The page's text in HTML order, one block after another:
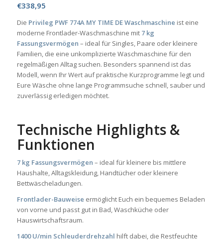
€338,95
Die Privileg PWF 774A MY TIME DE Waschmaschine ist eine
moderne Frontlader-Waschmaschine mit 7 kg
Fassungsvermögen – ideal für Singles, Paare oder kleinere
Familien, die eine unkomplizierte Waschmaschine für den
regelmäßigen Alltag suchen. Besonders spannend ist das
Modell, wenn Ihr Wert auf praktische Kurzprogramme legt und
Eure Wäsche ohne lange Programmsuche schnell, sauber und
zuverlässig erledigen möchtet.
Technische Highlights &
Funktionen
7 kg Fassungsvermögen – ideal für kleinere bis mittlere
Haushalte, Alltagskleidung, Handtücher oder kleinere
Bettwäscheladungen.
Frontlader-Bauweise ermöglicht Euch ein bequemes Beladen
von vorne und passt gut in Bad, Waschküche oder
Hauswirtschaftsraum.
1400 U/min Schleuderdrehzahl hilft dabei, die Restfeuchte